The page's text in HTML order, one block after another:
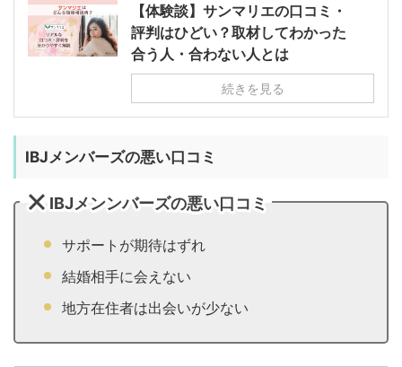
【体験談】サンマリエの口コミ・
評判はひどい？取材してわかった
合う人・合わない人とは
続きを見る
IBJメンバーズの悪い口コミ
IBJメンンバーズの悪い口コミ
サポートが期待はずれ
結婚相手に会えない
地方在住者は出会いが少ない